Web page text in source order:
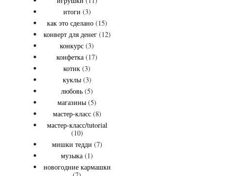
итоги (3)
как это сделано (15)
конверт для денег (12)
конкурс (3)
конфетка (17)
котик (3)
куклы (3)
любовь (5)
магазины (5)
мастер-класс (8)
мастер-класс/tutorial
(10)
мишки тедди (7)
музыка (1)
новогодние кармашки